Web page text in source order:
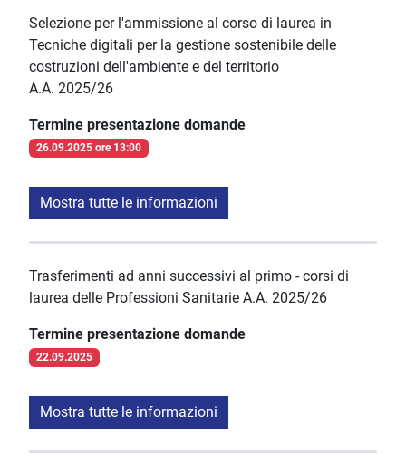
Selezione per l'ammissione al corso di laurea in
Tecniche digitali per la gestione sostenibile delle
costruzioni dell'ambiente e del territorio
A.A. 2025/26
Termine presentazione domande
26.09.2025 ore 13:00
Mostra tutte le informazioni
Trasferimenti ad anni successivi al primo - corsi di
laurea delle Professioni Sanitarie A.A. 2025/26
Termine presentazione domande
22.09.2025
Mostra tutte le informazioni